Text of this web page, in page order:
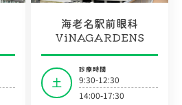
海老名駅前眼科
ViNAGARDENS
土
診療時間
9:30-12:30
14:00-17:30